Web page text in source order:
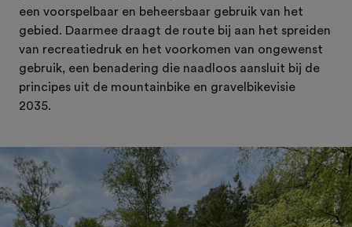
een voorspelbaar en beheersbaar gebruik van het
gebied. Daarmee draagt de route bij aan het spreiden
van recreatiedruk en het voorkomen van ongewenst
gebruik, een benadering die naadloos aansluit bij de
principes uit de mountainbike en gravelbikevisie
2035.